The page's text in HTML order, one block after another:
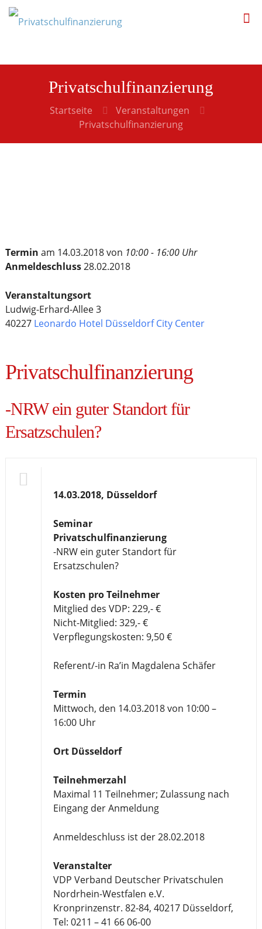
Privatschulfinanzierung
Startseite
Veranstaltungen
Privatschulfinanzierung
Termin am 14.03.2018 von 10:00 - 16:00 Uhr
Anmeldeschluss28.02.2018
Veranstaltungsort
Ludwig-Erhard-Allee 3
40227 Leonardo Hotel Düsseldorf City Center
Privatschulfinanzierung
-NRW ein guter Standort für
Ersatzschulen?
14.03.2018, Düsseldorf
Seminar
Privatschulfinanzierung
-NRW ein guter Standort für
Ersatzschulen?
Kosten pro Teilnehmer
Mitglied des VDP: 229,- €
Nicht-Mitglied: 329,- €
Verpflegungskosten: 9,50 €
Referent/-in Ra’in Magdalena Schäfer
Termin
Mittwoch, den 14.03.2018 von 10:00 –
16:00 Uhr
Ort Düsseldorf
Teilnehmerzahl
Maximal 11 Teilnehmer; Zulassung nach
Eingang der Anmeldung
Anmeldeschluss ist der 28.02.2018
Veranstalter
VDP Verband Deutscher Privatschulen
Nordrhein-Westfalen e.V.
Kronprinzenstr. 82-84, 40217 Düsseldorf,
Tel: 0211 – 41 66 06-00